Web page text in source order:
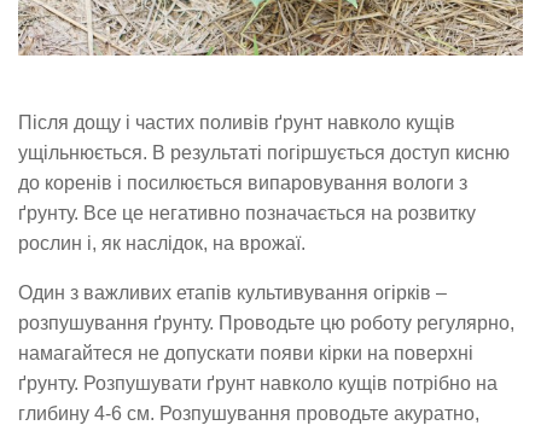
Після дощу і частих поливів ґрунт навколо кущів
ущільнюється. В результаті погіршується доступ кисню
до коренів і посилюється випаровування вологи з
ґрунту. Все це негативно позначається на розвитку
рослин і, як наслідок, на врожаї.
Один з важливих етапів культивування огірків –
розпушування ґрунту. Проводьте цю роботу регулярно,
намагайтеся не допускати появи кірки на поверхні
ґрунту. Розпушувати ґрунт навколо кущів потрібно на
глибину 4-6 см. Розпушування проводьте акуратно,